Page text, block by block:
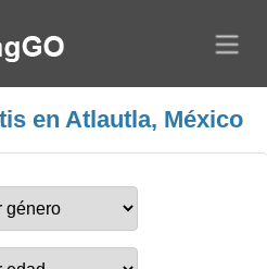
en Atlautla, México